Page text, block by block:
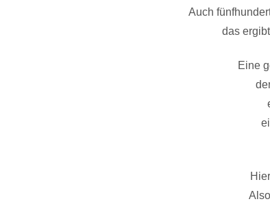
Auch
das
Eine